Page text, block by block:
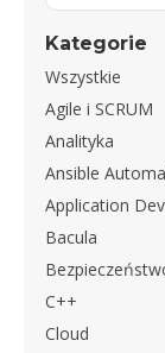
Kategorie
Wszystkie
Agile i SCRUM
Analityka
Ansible
Application
Bacula
C++
Cloud